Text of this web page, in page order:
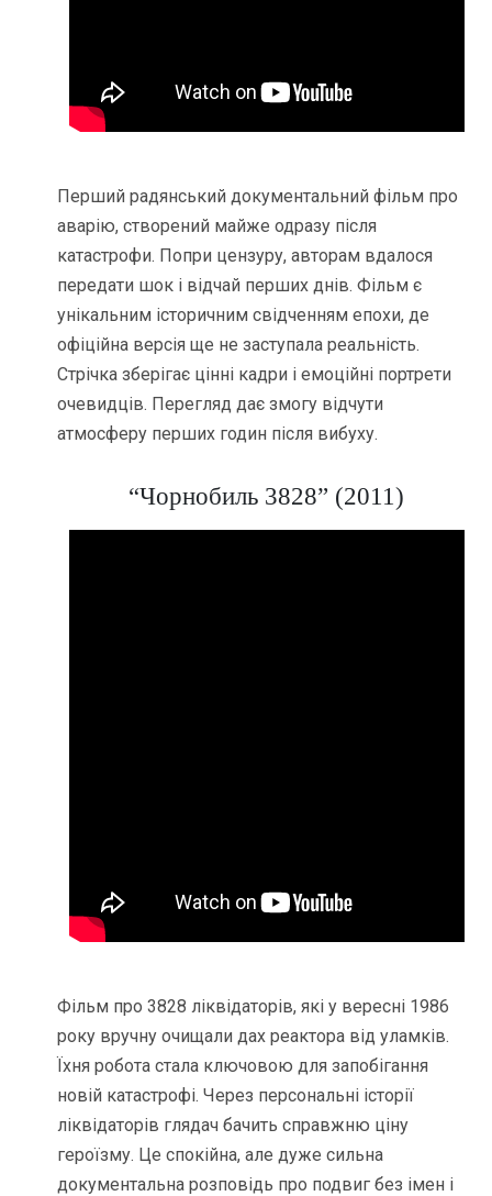
Перший радянський документальний фільм про
аварію, створений майже одразу після
катастрофи. Попри цензуру, авторам вдалося
передати шок і відчай перших днів. Фільм є
унікальним історичним свідченням епохи, де
офіційна версія ще не заступала реальність.
Стрічка зберігає цінні кадри і емоційні портрети
очевидців. Перегляд дає змогу відчути
атмосферу перших годин після вибуху.
“Чорнобиль 3828” (2011)
Фільм про 3828 ліквідаторів, які у вересні 1986
року вручну очищали дах реактора від уламків.
Їхня робота стала ключовою для запобігання
новій катастрофі. Через персональні історії
ліквідаторів глядач бачить справжню ціну
героїзму. Це спокійна, але дуже сильна
документальна розповідь про подвиг без імен і